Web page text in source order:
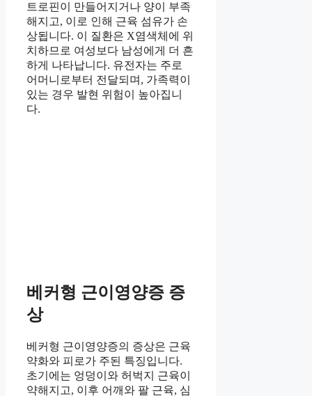
트로핀이 만들어지거나 양이 부족
해지고, 이로 인해 근육 섬유가 손
상됩니다. 이 질환은 X염색체에 위
치하므로 여성보다 남성에게 더 흔
하게 나타납니다. 유전자는 주로
어머니로부터 전달되며, 가족력이
있는 경우 발현 위험이 높아집니
다.
베커형 근이영양증 증
상
베커형 근이영양증의 증상은 근육
약화와 피로가 주된 특징입니다.
초기에는 엉덩이와 허벅지 근육이
약해지고, 이후 어깨와 팔 근육, 심